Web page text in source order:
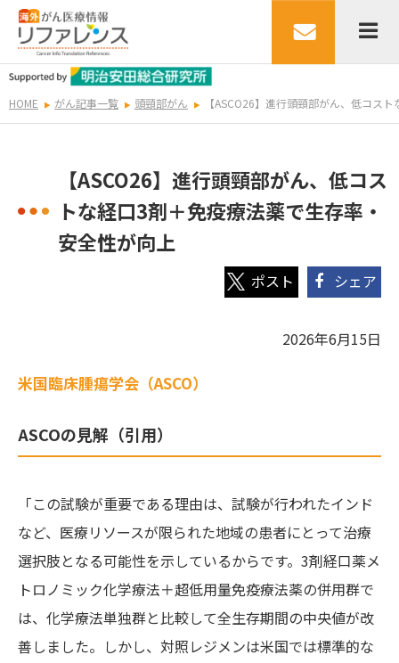
HOME がん記事一覧 頭頸部がん 【ASCO26】進行頭頸部がん、低コス
【ASCO26】進行頭頸部がん、低コス
トな経口3剤＋免疫療法薬で生存率・
安全性が向上
シェア
2026年6月15日
米国臨床腫瘍学会（ASCO）
ASCOの見解（引用）
「この試験が重要である理由は、試験が行われたインド
など、医療リソースが限られた地域の患者にとって治療
選択肢となる可能性を示しているからです。3剤経口薬メ
トロノミック化学療法＋超低用量免疫療法薬の併用群で
は、化学療法単独群と比較して全生存期間の中央値が改
善しました。しかし、対照レジメンは米国では標準的な